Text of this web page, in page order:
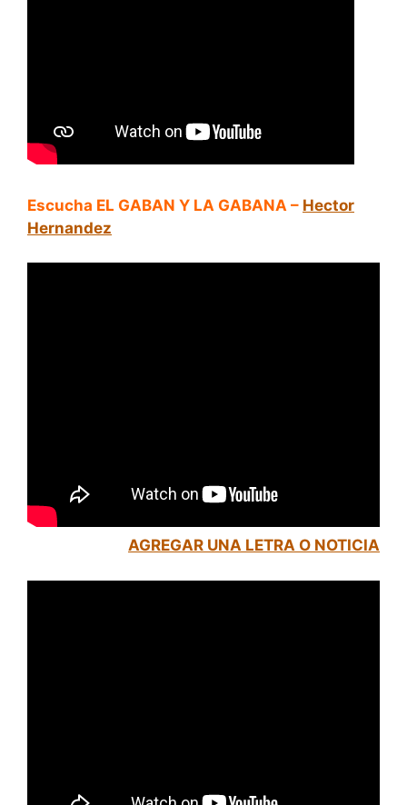
Escucha EL GABAN Y LA GABANA – Hector
Hernandez
AGREGAR UNA LETRA O NOTICIA